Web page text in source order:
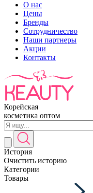
О нас
Цены
Бренды
Сотрудничество
Наши партнеры
Акции
Контакты
Корейская
косметика оптом
История
Очистить историю
Категории
Товары